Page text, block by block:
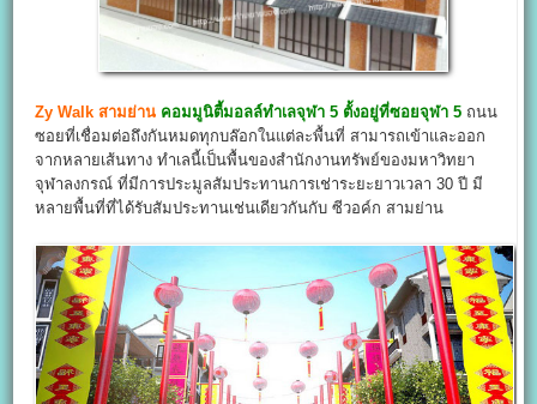
Zy Walk สามย่าน คอมมูนิตี้มอลล์ทำเลจุฬา 5 ตั้งอยู่ที่ซอยจุฬา 5 ถนน
ซอยที่เชื่อมต่อถึงกันหมดทุกบล๊อกในแต่ละพื้นที่ สามารถเข้าและออก
จากหลายเส้นทาง ทำเลนี้เป็นพื้นของสำนักงานทรัพย์ของมหาวิทยา
จุฬาลงกรณ์ ที่มีการประมูลสัมประทานการเช่าระยะยาวเวลา 30 ปี มี
หลายพื้นที่ที่ได้รับสัมประทานเช่นเดียวกันกับ ซีวอค์ก สามย่าน